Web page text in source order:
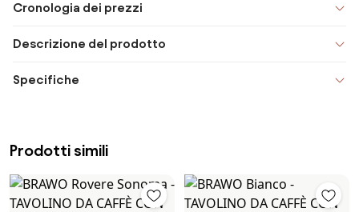
Cronologia dei prezzi
Descrizione del prodotto
Specifiche
Prodotti simili